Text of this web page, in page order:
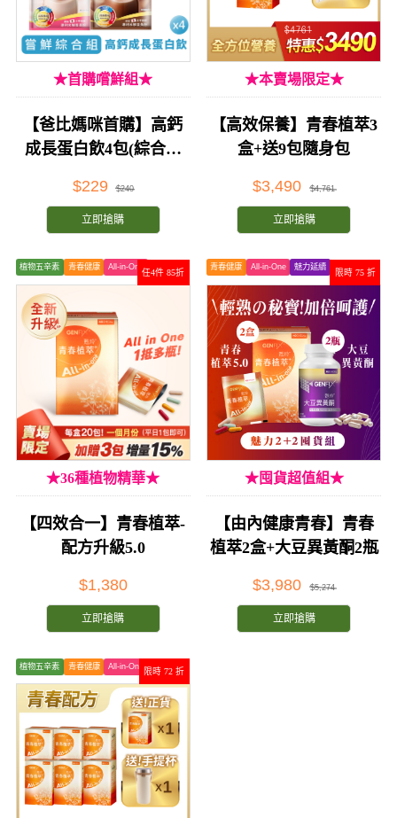
★首購嚐鮮組★
【爸比媽咪首購】高鈣
成長蛋白飲4包(綜合口
$229 $240
立即搶購
★本賣場限定★
【高效保養】青春植萃3
盒+送9包隨身包
$3,490 $4,761
立即搶購
任4件 85折
植物五辛素 青春健康 All-in-One
★36種植物精華★
【四效合一】青春植萃-
配方升級5.0
$1,380
立即搶購
限時 75 折
青春健康 All-in-One 魅力延續
★囤貨超值組★
【由內健康青春】青春
植萃2盒+大豆異黃酮2瓶
$3,980 $5,274
立即搶購
限時 72 折
植物五辛素 青春健康 All-in-One